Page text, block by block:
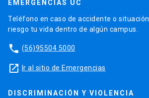
EMERGENCIAS UC
Teléfono en caso de accidente o
riesgo tu vida dentro de algún campus.
phone (56)95504 5000
launch Ir al sitio de Emergencias
DISCRIMINACIÓN Y VIOLENCIA